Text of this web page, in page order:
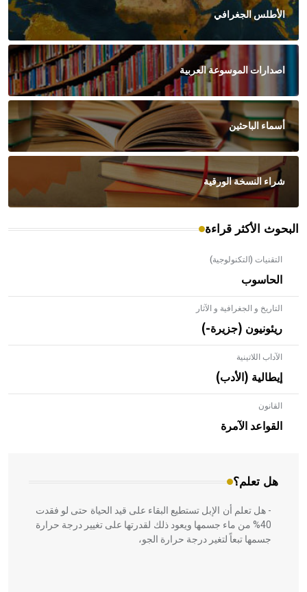
الأطلس الجغرافي
اصدارات الموسوعة العربية
أسماء الباحثين
شراء النسخة الورقية
البحوث الأكثر قراءة
التقنيات (التكنولوجية)
الحاسوب
التاريخ و الجغرافية و الآثار
ريئونيون (جزيرة-)
الآداب اللاتينية
إيطالية (الأدب)
القانون
القواعد الآمرة
هل تعلم؟
- هل تعلم أن الأبلق نوع من الفنون الهندسية التي ارتبطت
بالعمارة الإسلامية في بلاد الشام ومصر خاصة، حيث يحرص
المعمار على بناء مداميكه وخاصة في الواجهات
- هل تعلم أن الإبل تستطيع البقاء على قيد الحياة حتى لو فقدت
40% من ماء جسمها ويعود ذلك لقدرتها على تغيير درجة حرارة
جسمها تبعاً لتغير درجة حرارة الجو،